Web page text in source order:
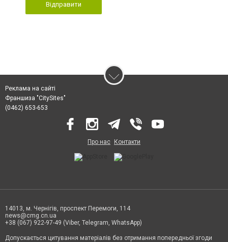
Відправити
Реклама на сайті
Франшиза "CitySites"
(0462) 653-653
Про нас Контакти
14013, м. Чернігів, проспект Перемоги, 114
news@cmg.cn.ua
+38 (067) 922-97-49 (Viber, Telegram, WhatsApp)
Допускається цитування матеріалів без отримання попередньої згоди